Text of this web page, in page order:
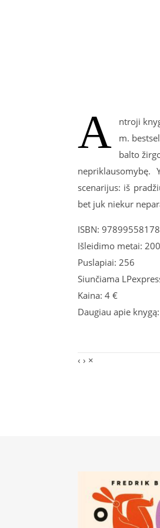
A
ntroji
m.
balto
nepriklausomybę.
scenarijus: iš
bet juk niekur
ISBN:
Išleidimo metai:
Puslapiai: 256
Siunčiama
Kaina: 4 €
Daugiau apie knygą:
‹ › ×